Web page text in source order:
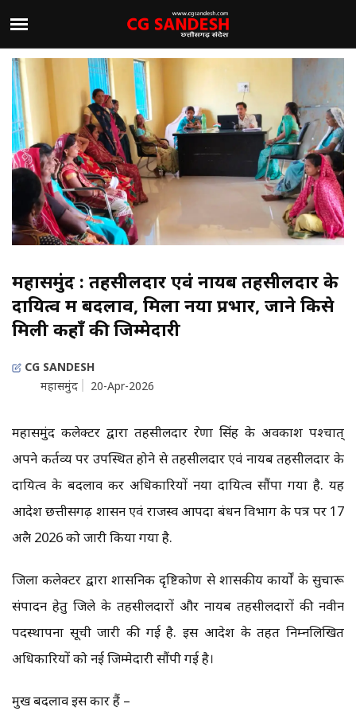
महासमुंद : तहसीलदार एवं नायब तहसीलदार के
दायित्व में बदलाव, मिला नया प्रभार, जाने किसे
मिली कहाँ की जिम्मेदारी
CG SANDESH
महासमुंद
20-Apr-2026
महासमुंद कलेक्टर द्वारा तहसीलदार प्रेरणा सिंह के अवकाश पश्चात्
अपने कर्तव्य पर उपस्थित होने से तहसीलदार एवं नायब तहसीलदार के
दायित्व के बदलाव कर अधिकारियों नया दायित्व सौंपा गया है. यह
आदेश छत्तीसगढ़ शासन एवं राजस्व आपदा प्रबंधन विभाग के पत्र पर 17
अप्रैल 2026 को जारी किया गया है.
जिला कलेक्टर द्वारा प्रशासनिक दृष्टिकोण से शासकीय कार्यों के सुचारू
संपादन हेतु जिले के तहसीलदारों और नायब तहसीलदारों की नवीन
पदस्थापना सूची जारी की गई है. इस आदेश के तहत निम्नलिखित
अधिकारियों को नई जिम्मेदारी सौंपी गई है।
प्रमुख बदलाव इस प्रकार हैं –